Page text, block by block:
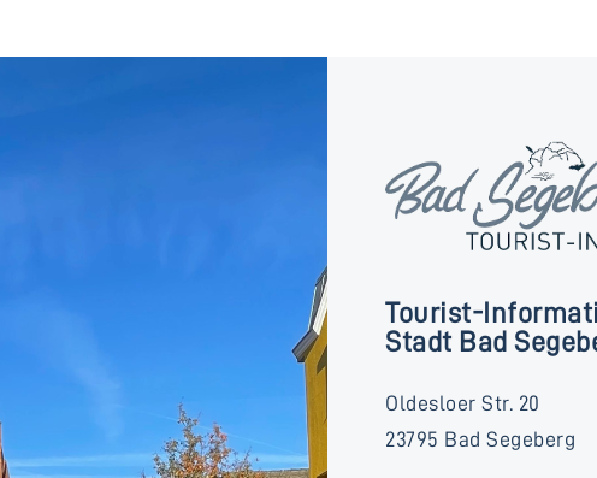
Tourist-
Stadt Bad
Oldesloer Str. 20
23795 Bad Segeberg